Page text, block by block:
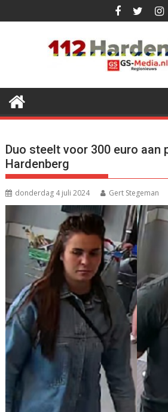
naar
Duo steelt voor 300 euro aan
Hardenberg
donderdag 4 juli 2024 Gert Stegeman